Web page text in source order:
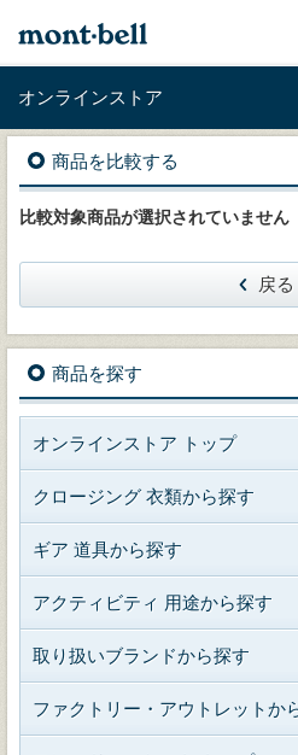
オンラインストア
商品を比較する
比較対象商品が選択されていません
戻る
商品を探す
オンラインストア トップ
クロージング 衣類から探す
ギア 道具から探す
アクティビティ 用途から探す
取り扱いブランドから探す
ファクトリー・アウトレットか